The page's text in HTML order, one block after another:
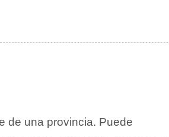
de una provincia. Puede